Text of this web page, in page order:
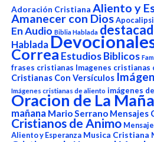
Adoración Cristiana Aliento y
Amanecer con Dios
En Audio Biblia Hablada
Hablada
Correa Estudios Biblicos
frases cristianas Imagenes cristianas
Cristianas Con Versículos
Imágenes cristianas de aliento imágenes
Oracion de La
mañana Mario Serrano Mensajes
Cristianos de Animo
Aliento y Esperanza Musica Cristiana